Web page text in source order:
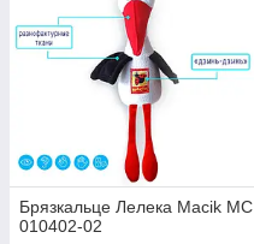
Брязкальце Лелека Macik МС
010402-02